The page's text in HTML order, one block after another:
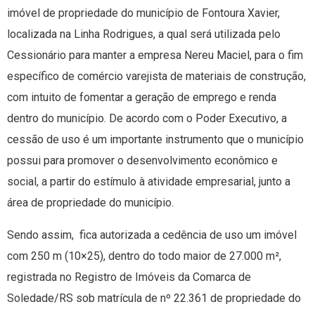
imóvel de propriedade do município de Fontoura Xavier,
localizada na Linha Rodrigues, a qual será utilizada pelo
Cessionário para manter a empresa Nereu Maciel, para o fim
específico de comércio varejista de materiais de construção,
com intuito de fomentar a geração de emprego e renda
dentro do município. De acordo com o Poder Executivo, a
cessão de uso é um importante instrumento que o município
possui para promover o desenvolvimento econômico e
social, a partir do estímulo à atividade empresarial, junto a
área de propriedade do município.
Sendo assim, fica autorizada a cedência de uso um imóvel
com 250 m (10×25), dentro do todo maior de 27.000 m²,
registrada no Registro de Imóveis da Comarca de
Soledade/RS sob matrícula de nº 22.361 de propriedade do